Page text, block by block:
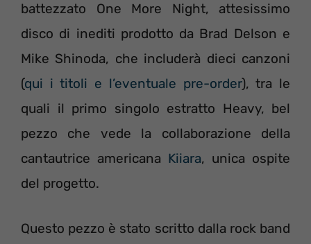
battezzato One More Night, attesissimo
disco di inediti prodotto da Brad Delson e
Mike Shinoda, che includerà dieci canzoni
(qui i titoli e l’eventuale pre-order), tra le
quali il primo singolo estratto Heavy, bel
pezzo che vede la collaborazione della
cantautrice americana Kiiara, unica ospite
del progetto.
Questo pezzo è stato scritto dalla rock band